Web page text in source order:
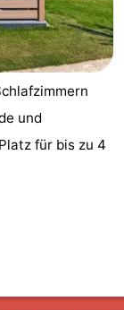
und
für bis zu 4